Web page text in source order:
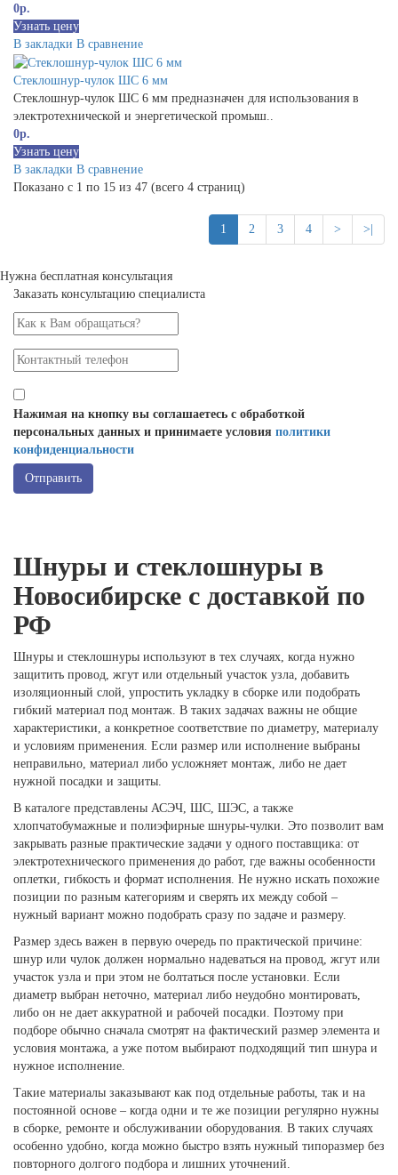
0р.
Узнать цену
В закладки В сравнение
Стеклошнур-чулок ШС 6 мм
Стеклошнур-чулок ШС 6 мм предназначен для использования в
электротехнической и энергетической промыш..
0р.
Узнать цену
В закладки В сравнение
Показано с 1 по 15 из 47 (всего 4 страниц)
1 2 3 4 > >|
Нужна бесплатная консультация
Заказать консультацию специалиста
Нажимая на кнопку вы соглашаетесь с обработкой
персональных данных и принимаете условия политики
конфиденциальности
Отправить
Шнуры и стеклошнуры в
Новосибирске с доставкой по
РФ
Шнуры и стеклошнуры используют в тех случаях, когда нужно
защитить провод, жгут или отдельный участок узла, добавить
изоляционный слой, упростить укладку в сборке или подобрать
гибкий материал под монтаж. В таких задачах важны не общие
характеристики, а конкретное соответствие по диаметру, материалу
и условиям применения. Если размер или исполнение выбраны
неправильно, материал либо усложняет монтаж, либо не дает
нужной посадки и защиты.
В каталоге представлены АСЭЧ, ШС, ШЭС, а также
хлопчатобумажные и полиэфирные шнуры-чулки. Это позволит вам
закрывать разные практические задачи у одного поставщика: от
электротехнического применения до работ, где важны особенности
оплетки, гибкость и формат исполнения. Не нужно искать похожие
позиции по разным категориям и сверять их между собой –
нужный вариант можно подобрать сразу по задаче и размеру.
Размер здесь важен в первую очередь по практической причине:
шнур или чулок должен нормально надеваться на провод, жгут или
участок узла и при этом не болтаться после установки. Если
диаметр выбран неточно, материал либо неудобно монтировать,
либо он не дает аккуратной и рабочей посадки. Поэтому при
подборе обычно сначала смотрят на фактический размер элемента и
условия монтажа, а уже потом выбирают подходящий тип шнура и
нужное исполнение.
Такие материалы заказывают как под отдельные работы, так и на
постоянной основе – когда одни и те же позиции регулярно нужны
в сборке, ремонте и обслуживании оборудования. В таких случаях
особенно удобно, когда можно быстро взять нужный типоразмер без
повторного долгого подбора и лишних уточнений.